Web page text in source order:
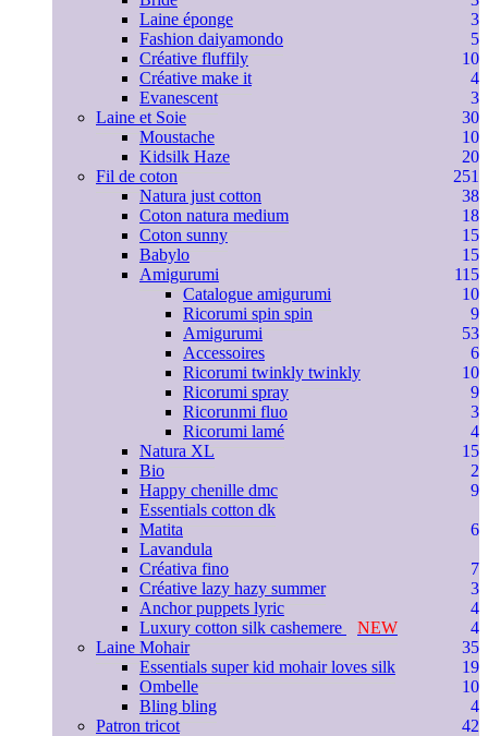
Laine éponge
3
Fashion daiyamondo
5
Créative fluffily
10
Créative make it
4
Evanescent
3
Laine et Soie
30
Moustache
10
Kidsilk Haze
20
Fil de coton
251
Natura just cotton
38
Coton natura medium
18
Coton sunny
15
Babylo
15
Amigurumi
115
Catalogue amigurumi
10
Ricorumi spin spin
9
Amigurumi
53
Accessoires
6
Ricorumi twinkly twinkly
10
Ricorumi spray
9
Ricorunmi fluo
3
Ricorumi lamé
4
Natura XL
15
Bio
2
Happy chenille dmc
9
Essentials cotton dk
Matita
6
Lavandula
Créativa fino
7
Créative lazy hazy summer
3
Anchor puppets lyric
4
Luxury cotton silk cashemere
NEW
4
Laine Mohair
35
Essentials super kid mohair loves silk
19
Ombelle
10
Bling bling
4
Patron tricot
42